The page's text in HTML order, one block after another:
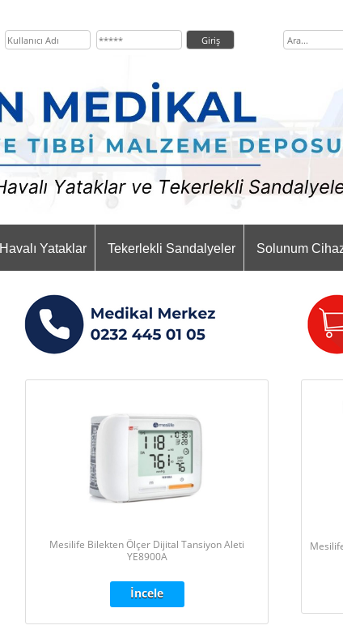
Havalı Yataklar Tekerlekli Sandalyeler Solunum
Mesilife Bilekten Ölçer Dijital Tansiyon Aleti
YE8900A
İncele